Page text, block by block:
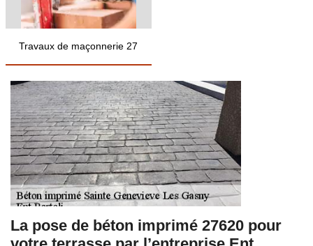
Travaux de maçonnerie 27
La pose de béton imprimé 27620 pour